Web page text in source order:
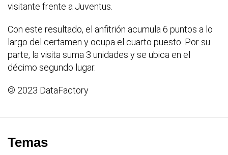
visitante frente a Juventus.
Con este resultado, el anfitrión acumula 6 puntos a lo
largo del certamen y ocupa el cuarto puesto. Por su
parte, la visita suma 3 unidades y se ubica en el
décimo segundo lugar.
© 2023 DataFactory
Temas